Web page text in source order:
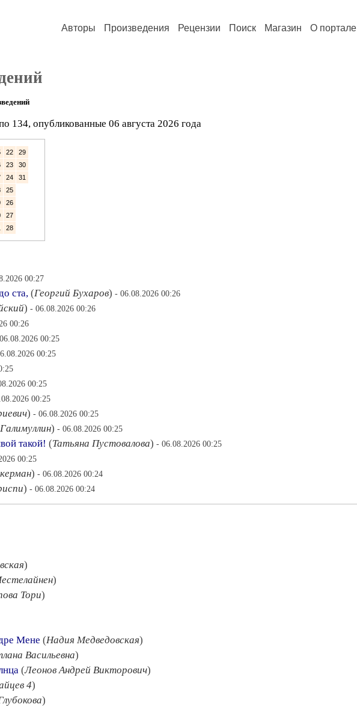
Авторы Произведения Рецензии Поиск Магазин О портале
134, опубликованные 06 августа 2026 года
22
29
23
30
24
31
25
26
27
28
00:27
ста, (Георгий Бухаров) - 06.08.2026 00:26
) - 06.08.2026 00:26
00:26
00:25
00:25
00:25
00:25
) - 06.08.2026 00:25
) - 06.08.2026 00:25
такой! (Татьяна Пустовалова) - 06.08.2026 00:25
00:25
) - 06.08.2026 00:24
) - 06.08.2026 00:24
)
)
Тори)
Мене (Надия Медведовская)
Васильевна)
(Леонов Андрей Викторович)
4)
)